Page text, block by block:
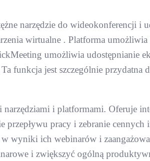
narzędzie do wideokonferencji
wirtualne . Platforma
umożliwia udostępnianie
funkcja jest szczególnie przydatna
i platformami. Oferuje
pracy i zebranie
wyniki ich webinarów i
i zwiększyć ogólną